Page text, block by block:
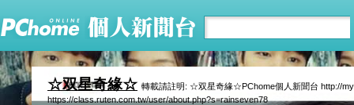
☆双星奇緣☆ 轉載請註明: ☆双星奇緣☆PChome個人新聞台 http://
https://class.ruten.com.tw/user/about.php?s=rainseven78